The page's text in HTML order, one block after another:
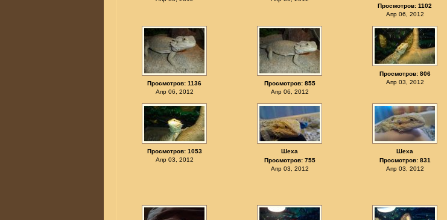
Просмотров: 1102
Апр 06, 2012
Просмотров: 1136
Апр 06, 2012
Просмотров: 855
Апр 06, 2012
Просмотров: 806
Апр 03, 2012
Просмотров: 1053
Апр 03, 2012
Шеха
Просмотров: 755
Апр 03, 2012
Шеха
Просмотров: 831
Апр 03, 2012